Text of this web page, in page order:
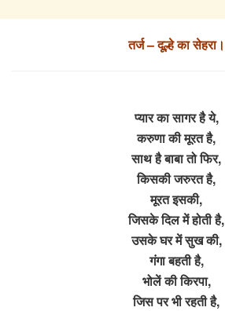
तर्ज – दूल्हे का सेहरा।
प्यार का सागर है ये,
करुणा की मूरत है,
साथ है बाबा तो फिर,
किसकी जरुरत है,
मूरत इसकी,
जिसके दिल में होती है,
उसके घर में सुख की,
गंगा बहती है,
भोलें की किरपा,
जिस पर भी रहती है,